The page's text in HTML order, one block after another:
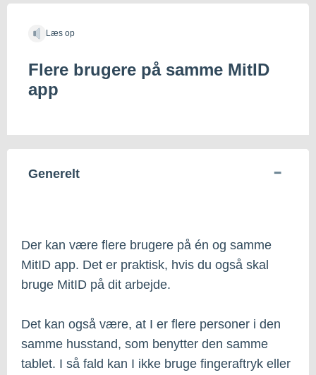
Kalaallisut
Læs op
Flere brugere på samme MitID
app
Generelt
Der kan være flere brugere på én og samme
MitID app. Det er praktisk, hvis du også skal
bruge MitID på dit arbejde.
Det kan også være, at I er flere personer i den
samme husstand, som benytter den samme
tablet. I så fald kan I ikke bruge fingeraftryk eller